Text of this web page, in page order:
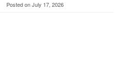
Posted onJuly 17, 2026